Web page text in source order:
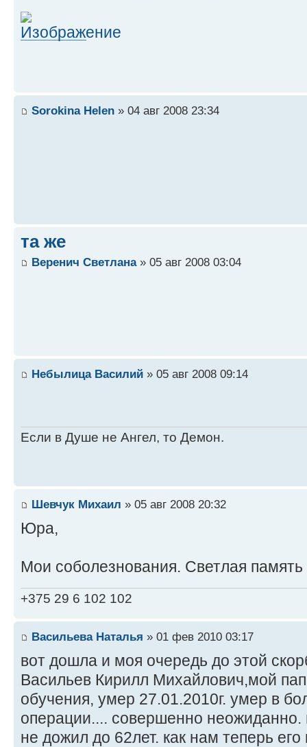
Sorokina Helen » 04 авг 2008 23:34
та же
Веренич Светлана» 05 авг 2008 03:04
Небылица Василий » 05 авг 2008 09:14
Если в Душе не Ангел, то Демон.
Шевчук Михаил » 05 авг 2008 20:32
Юра,
Мои соболезнования. Светлая
+375 29 6 102 102
Васильева Наталья » 01 фев 2010 03:17
вот дошла и моя очередь до этой
Васильев Кирилл Михайлович,мой
обучения, умер 27.01.2010г. умер в
операции.... совершенно
не дожил до 62лет. как нам теперь его